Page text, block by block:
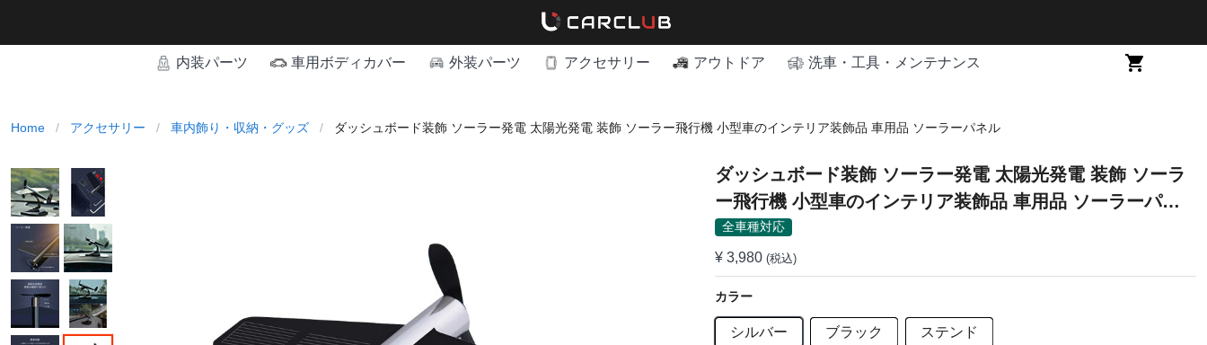
内装パーツ 車用ボディカバー 外装パーツ アクセサリー アウトドア 洗車・工具・メンテナンス
Home / アクセサリー / 車内飾り・収納・グッズ / ダッシュボード装飾 ソーラー発電 太陽光発電 装飾 ソーラー飛行機 小型車のインテリア装飾品 車用品 ソーラーパネル
ダッシュボード装飾 ソーラー発電 太陽光発電 装飾 ソーラ
ー飛行機 小型車のインテリア装飾品 車用品 ソーラーパネ
ル
全車種対応
¥ 3,980 (税込)
カラー
シルバー ブラック ステンド